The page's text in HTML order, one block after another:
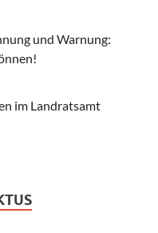
und Warnung:
im Landratsamt